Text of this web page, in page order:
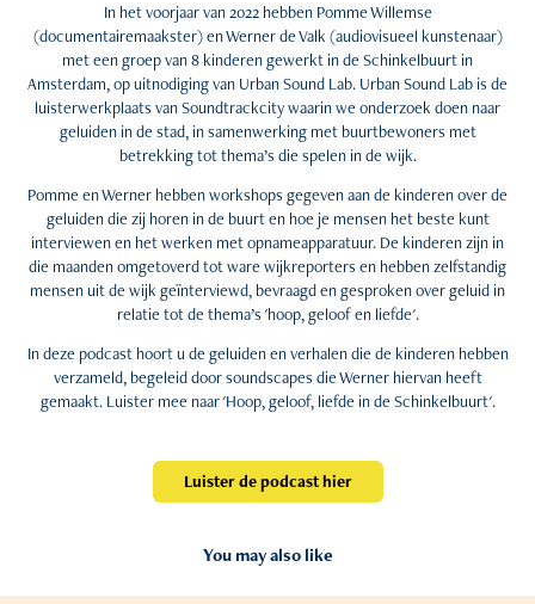
In het voorjaar van 2022 hebben Pomme Willemse
(documentairemaakster) en Werner de Valk (audiovisueel kunstenaar)
met een groep van 8 kinderen gewerkt in de Schinkelbuurt in
Amsterdam, op uitnodiging van Urban Sound Lab. Urban Sound Lab is de
luisterwerkplaats van Soundtrackcity waarin we onderzoek doen naar
geluiden in de stad, in samenwerking met buurtbewoners met
betrekking tot thema’s die spelen in de wijk.
Pomme en Werner hebben workshops gegeven aan de kinderen over de
geluiden die zij horen in de buurt en hoe je mensen het beste kunt
interviewen en het werken met opnameapparatuur. De kinderen zijn in
die maanden omgetoverd tot ware wijkreporters en hebben zelfstandig
mensen uit de wijk geïnterviewd, bevraagd en gesproken over geluid in
relatie tot de thema’s 'hoop, geloof en liefde'.
In deze podcast hoort u de geluiden en verhalen die de kinderen hebben
verzameld, begeleid door soundscapes die Werner hiervan heeft
gemaakt. Luister mee naar 'Hoop, geloof, liefde in de Schinkelbuurt'.
Luister de podcast hier
You may also like